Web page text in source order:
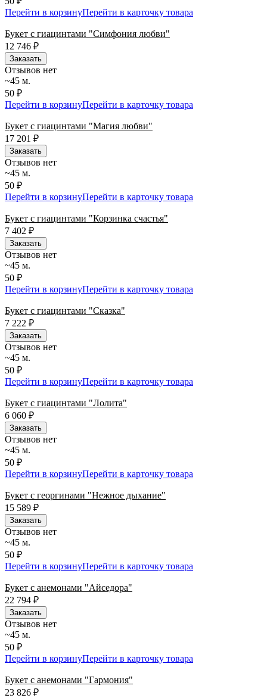
Перейти в корзинуПерейти в карточку товара
Букет с гиацинтами "Симфония любви"
12 746 ₽
Заказать
Отзывов нет
~45 м.
50 ₽
Перейти в корзинуПерейти в карточку товара
Букет с гиацинтами "Магия любви"
17 201
₽
Заказать
Отзывов нет
~45 м.
50 ₽
Перейти в корзинуПерейти в карточку товара
Букет с гиацинтами "Корзинка счастья"
7 402 ₽
Заказать
Отзывов нет
~45 м.
50 ₽
Перейти в корзинуПерейти в карточку товара
Букет с гиацинтами "Сказка"
7 222 ₽
Заказать
Отзывов нет
~45 м.
50 ₽
Перейти в корзинуПерейти в карточку товара
Букет с гиацинтами "Лолита"
6 060 ₽
Заказать
Отзывов нет
~45 м.
50 ₽
Перейти в корзинуПерейти в карточку товара
Букет с георгинами "Нежное дыхание"
15 589 ₽
Заказать
Отзывов нет
~45 м.
50 ₽
Перейти в корзинуПерейти в карточку товара
Букет с анемонами "Айседора"
22 794 ₽
Заказать
Отзывов нет
~45 м.
50 ₽
Перейти в корзинуПерейти в карточку товара
Букет с анемонами "Гармония"
23 826 ₽